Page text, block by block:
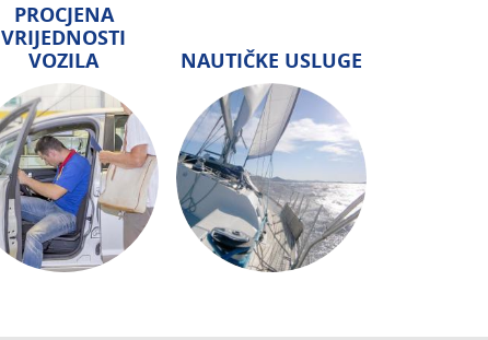
PROCJENA
VRIJEDNOSTI
VOZILA
NAUTIČKE USLUGE